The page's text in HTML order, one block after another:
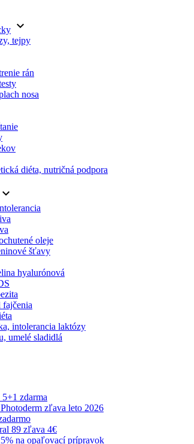
keyboard_arrow_down
tejpy
rán
nosa
diéta, nutričná podpora
keyboard_arrow_down
oleje
šťavy
hyalurónová
intolerancia laktózy
umelé sladidlá
zdarma
zľava leto 2026
89 zľava 4€
na opaľovací prípravok